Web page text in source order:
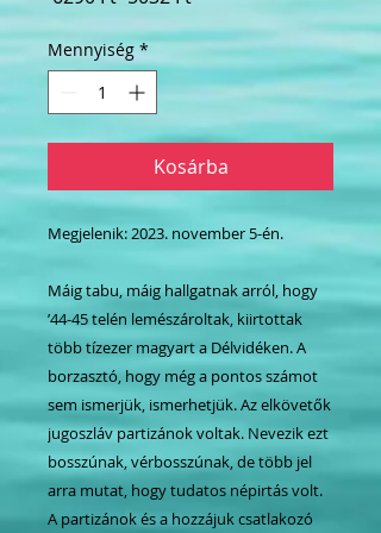
Mennyiség *
Kosárba
Megjelenik: 2023. november 5-én.
Máig tabu, máig hallgatnak arról, hogy
’44-45 telén lemészároltak, kiirtottak
több tízezer magyart a Délvidéken. A
borzasztó, hogy még a pontos számot
sem ismerjük, ismerhetjük. Az elkövetők
jugoszláv partizánok voltak. Nevezik ezt
bosszúnak, vérbosszúnak, de több jel
arra mutat, hogy tudatos népirtás volt.
A partizánok és a hozzájuk csatlakozó